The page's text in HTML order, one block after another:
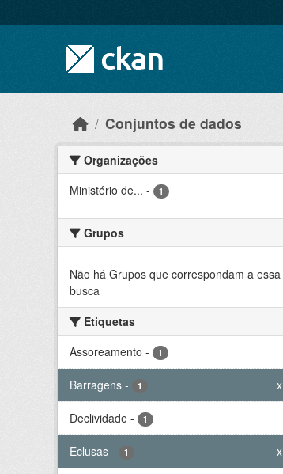
Conjuntos de dados
Organizações
Ministério de... - 1
Grupos
Não há Grupos que correspondam a essa
busca
Etiquetas
Assoreamento - 1
Barragens - 1 x
Declividade - 1
Eclusas - 1 x